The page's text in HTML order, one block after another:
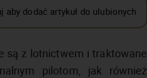
dodać artykuł do ulubionych
są z lotnictwem i traktowane
pilotom, jak również